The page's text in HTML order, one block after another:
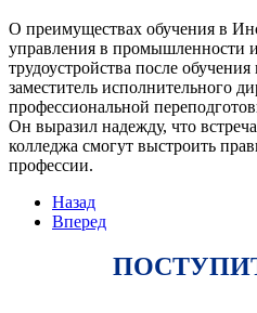
О преимуществах обучения в
управления в промышленности
трудоустройства после
заместитель исполнительного
профессиональной
Он выразил надежду, что
колледжа смогут выстроить
профессии.
Назад
Вперед